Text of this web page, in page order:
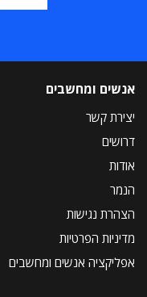
אנשים ומחשבים
יצירת קשר
דרושים
אודות
הנמר
הצהרת נגישות
מדיניות הפרטיות
אפליקציה אנשים ומחשבים